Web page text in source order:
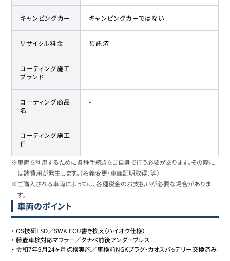
キャンピングカー キャンピングカーではない
リサイクル料金 預託済
コーティング施工
ブランド
-
コーティング商品
名
-
コーティング施工
日
-
※車両を利用するために各種手続きをご自身で行う必要があります。その際に
は諸費用が発生します。（名義変更・車庫証明取得、等）
※ご購入される車両によっては、各種税金のお支払いが必要な場合がありま
す。
車両のポイント
・OS技研LSD／SWK ECU書き換え（ハイオク仕様）
・藤壺車検対応マフラー／タナベ前後アンダーブレス
・令和7年9月24ヶ月点検実施／車検前NGKプラグ・カオスバッテリー交換済み